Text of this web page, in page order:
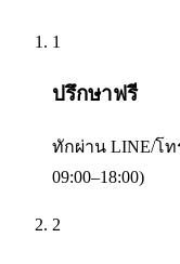
1
ปรึกษาฟรี
ทักผ่าน LINE/โ
09:00–18:00)
2